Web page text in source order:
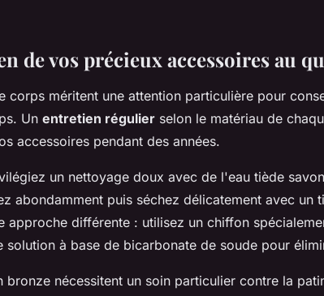
de vos précieux accessoires au
corps méritent une attention particulière pour
Un entretien régulier selon le matériau de
accessoires pendant des années.
un nettoyage doux avec de l'eau tiède
abondamment puis séchez délicatement avec un
approche différente : utilisez un chiffon
solution à base de bicarbonate de soude pour
bronze nécessitent un soin particulier contre la